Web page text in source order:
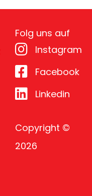
Folg uns auf
Instagram
Facebook
Linkedin
Copyright ©
2026